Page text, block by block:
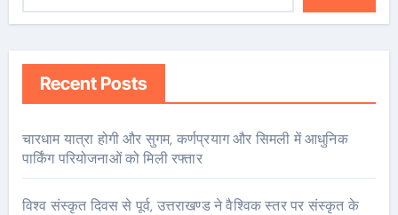
Recent Posts
चारधाम यात्रा होगी और सुगम, कर्णप्रयाग और सिमली में आधुनिक
पार्किंग परियोजनाओं को मिली रफ्तार
विश्व संस्कृत दिवस से पूर्व, उत्तराखण्ड ने वैश्विक स्तर पर संस्कृत के